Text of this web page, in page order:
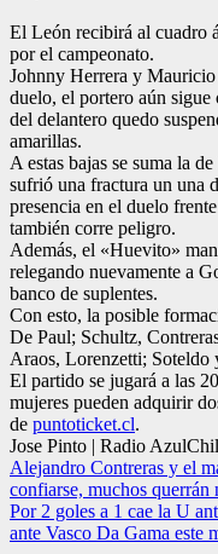
El León recibirá al cuadro
por el campeonato.
Johnny Herrera y Mauricio
duelo, el portero aún sigue
del delantero quedo
amarillas.
A estas bajas se suma la
sufrió una fractura un una
presencia en el duelo
también corre peligro.
Además, el «Huevito»
relegando nuevamente a
banco de suplentes.
Con esto, la posible
De Paul; Schultz,
Araos, Lorenzetti; Soteldo
El partido se jugará a las
mujeres pueden adquirir
de puntoticket.cl.
Jose Pinto | Radio
Navegación
de
entradas
Alejandro Contreras y el
confiarse, muchos querrán
Por 2 goles a 1 cae la U
ante Vasco Da Gama este